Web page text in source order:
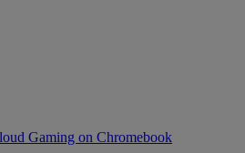
Gaming on Chromebook